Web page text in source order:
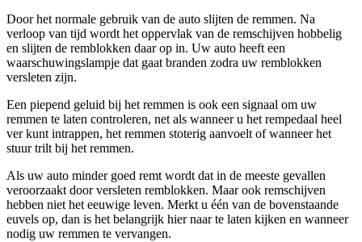
Door het normale gebruik van de auto slijten de remmen. Na
verloop van tijd wordt het oppervlak van de remschijven hobbelig
en slijten de remblokken daar op in. Uw auto heeft een
waarschuwingslampje dat gaat branden zodra uw remblokken
versleten zijn.
Een piepend geluid bij het remmen is ook een signaal om uw
remmen te laten controleren, net als wanneer u het rempedaal heel
ver kunt intrappen, het remmen stoterig aanvoelt of wanneer het
stuur trilt bij het remmen.
Als uw auto minder goed remt wordt dat in de meeste gevallen
veroorzaakt door versleten remblokken. Maar ook remschijven
hebben niet het eeuwige leven. Merkt u één van de bovenstaande
euvels op, dan is het belangrijk hier naar te laten kijken en wanneer
nodig uw remmen te vervangen.